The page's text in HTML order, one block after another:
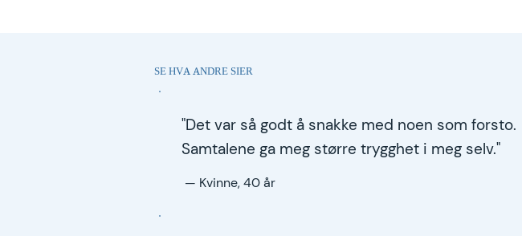
SE HVA ANDRE SIER
"Det var så godt å snakke med noen som forsto.
Samtalene ga meg større trygghet i meg selv."
— Kvinne, 40 år